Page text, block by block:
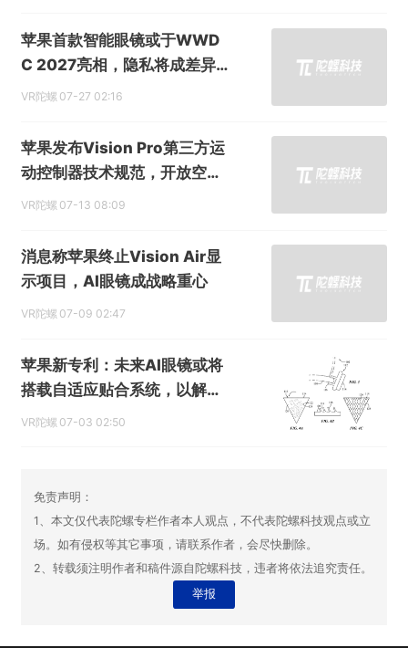
苹果首款智能眼镜或于WWD
C 2027亮相，隐私将成差异
化重点
VR陀螺 07-27 02:16
苹果发布Vision Pro第三方运
动控制器技术规范，开放空间
配件生态
VR陀螺 07-13 08:09
消息称苹果终止Vision Air显
示项目，AI眼镜成战略重心
VR陀螺 07-09 02:47
苹果新专利：未来AI眼镜或将
搭载自适应贴合系统，以解决
佩戴滑落难题
VR陀螺 07-03 02:50
免责声明：
1、本文仅代表陀螺专栏作者本人观点，不代表陀螺科技观点或立
场。如有侵权等其它事项，请联系作者，会尽快删除。
2、转载须注明作者和稿件源自陀螺科技，违者将依法追究责任。
举报